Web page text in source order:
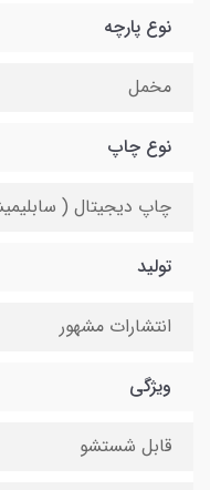
نوع پارچه
مخمل
نوع چاپ
چاپ دیجیتال (
تولید
انتشارات مشهور
ویژگی
قابل شستشو